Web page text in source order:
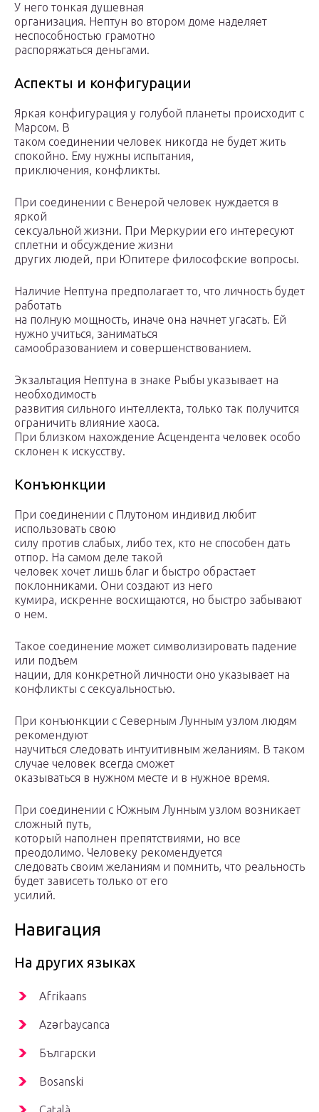
У него тонкая душевная
организация. Нептун во втором доме наделяет
неспособностью грамотно
распоряжаться деньгами.
Аспекты и конфигурации
Яркая конфигурация у голубой планеты происходит с
Марсом. В
таком соединении человек никогда не будет жить
спокойно. Ему нужны испытания,
приключения, конфликты.
При соединении с Венерой человек нуждается в
яркой
сексуальной жизни. При Меркурии его интересуют
сплетни и обсуждение жизни
других людей, при Юпитере философские вопросы.
Наличие Нептуна предполагает то, что личность будет
работать
на полную мощность, иначе она начнет угасать. Ей
нужно учиться, заниматься
самообразованием и совершенствованием.
Экзальтация Нептуна в знаке Рыбы указывает на
необходимость
развития сильного интеллекта, только так получится
ограничить влияние хаоса.
При близком нахождение Асцендента человек особо
склонен к искусству.
Конъюнкции
При соединении с Плутоном индивид любит
использовать свою
силу против слабых, либо тех, кто не способен дать
отпор. На самом деле такой
человек хочет лишь благ и быстро обрастает
поклонниками. Они создают из него
кумира, искренне восхищаются, но быстро забывают
о нем.
Такое соединение может символизировать падение
или подъем
нации, для конкретной личности оно указывает на
конфликты с сексуальностью.
При конъюнкции с Северным Лунным узлом людям
рекомендуют
научиться следовать интуитивным желаниям. В таком
случае человек всегда сможет
оказываться в нужном месте и в нужное время.
При соединении с Южным Лунным узлом возникает
сложный путь,
который наполнен препятствиями, но все
преодолимо. Человеку рекомендуется
следовать своим желаниям и помнить, что реальность
будет зависеть только от его
усилий.
Навигация
На других языках
Afrikaans
Azərbaycanca
Български
Bosanski